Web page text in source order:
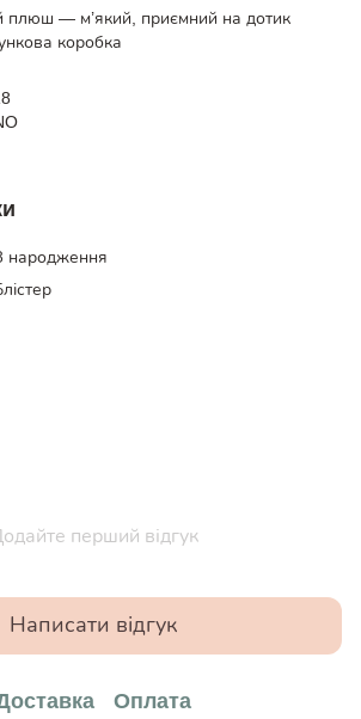
плюш — м’який, приємний на дотик
коробка
народження
перший відгук
Написати відгук
Оплата